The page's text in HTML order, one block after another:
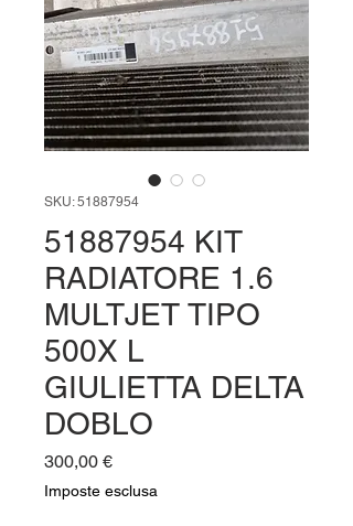
SKU: 51887954
51887954 KIT
RADIATORE 1.6
MULTJET TIPO
500X L
GIULIETTA DELTA
DOBLO
300,00 €Prezzo
Imposte esclusa